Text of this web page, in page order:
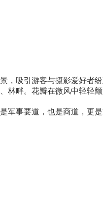
吸引游客与摄影爱好者纷
畔。花瓣在微风中轻轻
事要道，也是商道，更